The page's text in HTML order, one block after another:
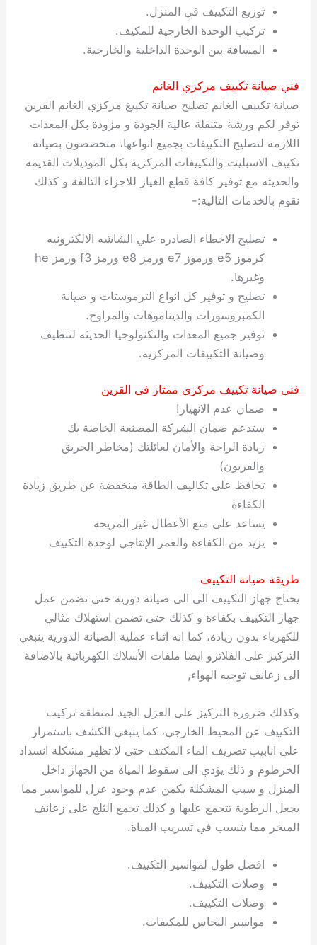
توزيع التكييف في المنزل.
تركيب الوحدة الخارجية للمكيف.
المسافة بين الوحدة الداخلية والخارجية.
فني صيانة تكييف مركزي الغانم
صيانة تكييف الغانم تصليح صيانة تكييغ مركزي الغانم القرين
توفر لكم ورشة متنقلة عالية الجودة و مزودة بكل المعدات
اللازمة لتصليح التكييفات بجميع انواعها، متخصصون بصيانة
تكييف الاسبليت والتكييفات المركزية بكل الموديلات القديمه
والحديثه مع توفير كافة قطع الغيار للاجزاء التالفة و كذلك
نقوم بالخدمات التالية:-
تصليح الاخطاء الصادره علي الشاشه الالكترونيه
كرموز e5 ورموز e7 ورمز e8 ورمز f3 ورمز he
وغيرها.
تصليح و توفير كل انواع الترموستات و صيانة
الكمبروسورات والديناموهات والمراوح.
توفير جميع المعدات والتكنولوجيا الحديثه لتنظيف
وصيانة التكييفات المركزيه.
فني صيانة تكييف مركزي ممتاز في القرين
ضمان عدم الانهيار!
ستدعم ضمان الشركة المصنعة الخاصة بك
زيادة الراحة والأمان لعائلتك (مخاطر الحريق
والفريون)
تحافظ على تكاليف الطاقة منخفضة عن طريق زيادة
الكفاءة
يساعد على منع الأعطال غير المريحة
يزيد من الكفاءة والعمر الإنتاجي لوحدة التكييف
طريقة صيانة التكييف
يحتاج جهاز التكييف الى الى صيانة دورية حتى تضمن عمل
جهاز التكييف بكفاءة و كذلك حتى تضمن استهلاك مثالي
للكهرباء بدون زيادة، كما انه اثناء عملية الصيانة الدورية ينبغي
التركيز على الفلاترو ايضا ملفات الأسلاك الكهربائية بالاضافة
الى زعانف توجيه الهواء,
وكذلك ضرورة التركيز على العزل الجيد لمنطقة تركيب
التكييف عن المحيط الخارجي، كما ينبغي الكشف باستمرار
على انابيب تصريف الماء المكثف حتى لا تظهر مشكلة انسداد
الخرطوم و ذلك يؤدي الى سقوط المياة من الجهاز داخل
المنزل و سبب المشكلة يكمن عدم وجود عزل للمواسير مما
يجعل الرطوبة تتجمع عليها و كذلك تجمع الثلج على زعانف
المبخر مما يتسبب في تسريب المياة.
افضل طول لمواسير التكييف.
وصلات التكييف.
وصلات التكييف.
مواسير النحاس للمكيفات.